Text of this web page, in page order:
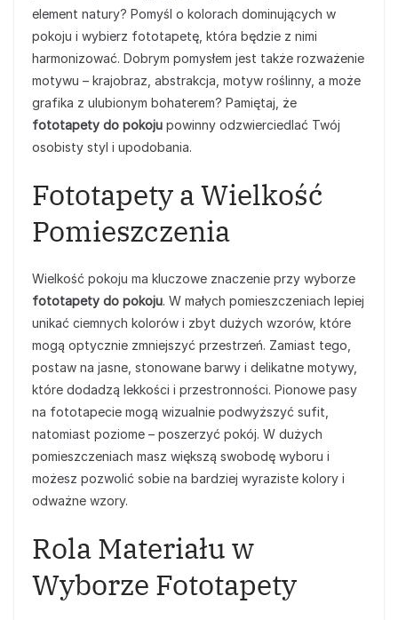
element natury? Pomyśl o kolorach dominujących w
pokoju i wybierz fototapetę, która będzie z nimi
harmonizować. Dobrym pomysłem jest także rozważenie
motywu – krajobraz, abstrakcja, motyw roślinny, a może
grafika z ulubionym bohaterem? Pamiętaj, że
fototapety do pokoju powinny odzwierciedlać Twój
osobisty styl i upodobania.
Fototapety a Wielkość
Pomieszczenia
Wielkość pokoju ma kluczowe znaczenie przy wyborze
fototapety do pokoju. W małych pomieszczeniach lepiej
unikać ciemnych kolorów i zbyt dużych wzorów, które
mogą optycznie zmniejszyć przestrzeń. Zamiast tego,
postaw na jasne, stonowane barwy i delikatne motywy,
które dodadzą lekkości i przestronności. Pionowe pasy
na fototapecie mogą wizualnie podwyższyć sufit,
natomiast poziome – poszerzyć pokój. W dużych
pomieszczeniach masz większą swobodę wyboru i
możesz pozwolić sobie na bardziej wyraziste kolory i
odważne wzory.
Rola Materiału w
Wyborze Fototapety